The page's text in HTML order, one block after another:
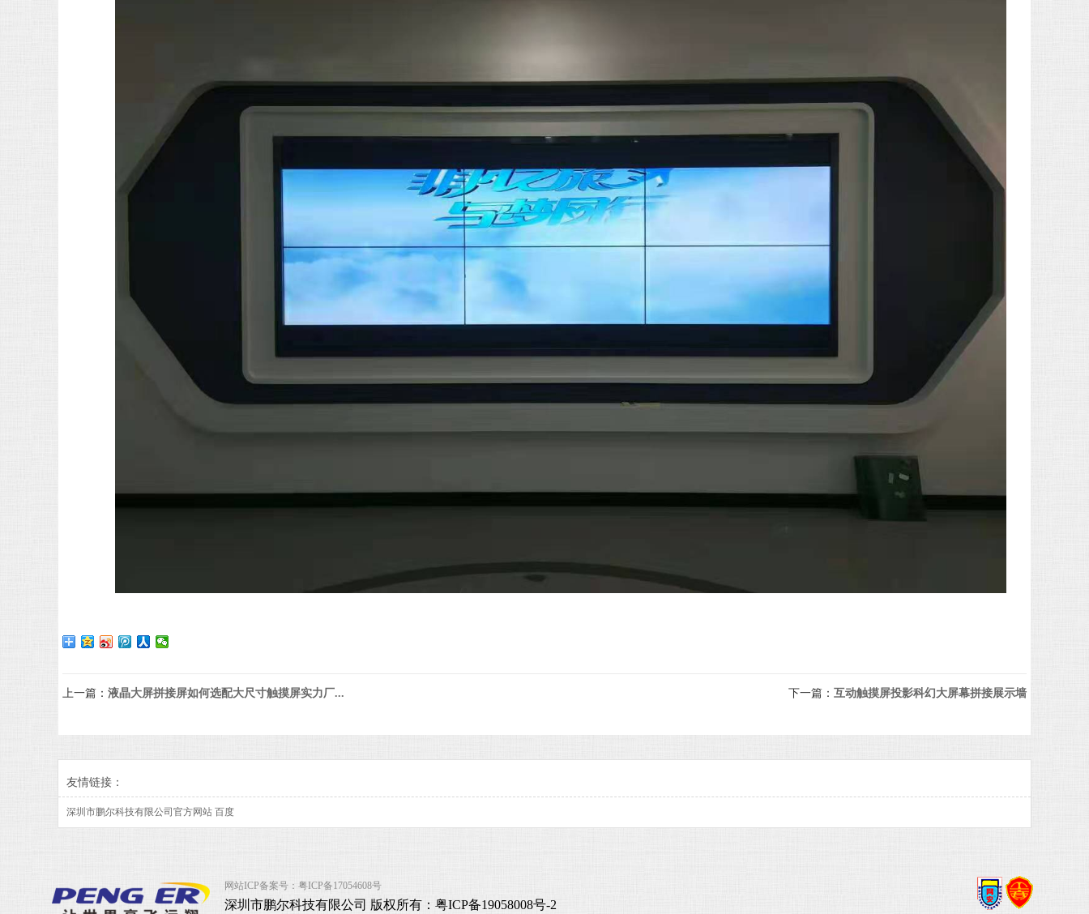
上一篇： 液晶大屏拼接屏如何选配大尺寸触摸屏实力厂... 下一篇： 互动触摸屏投影科幻大屏幕拼接展示墙
友情链接：
深圳市鹏尔科技有限公司官方网站 百度
网站ICP备案号： 粤ICP备17054608号
深圳市鹏尔科技有限公司 版权所有： 粤ICP备19058008号-2